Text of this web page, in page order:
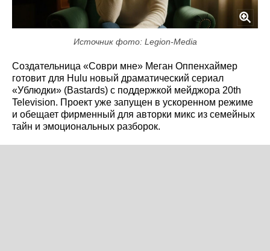
Источник фото: Legion-Media
Создательница «Соври мне» Меган Оппенхаймер
готовит для Hulu новый драматический сериал
«Ублюдки» (Bastards) с поддержкой мейджора 20th
Television. Проект уже запущен в ускоренном режиме
и обещает фирменный для авторки микс из семейных
тайн и эмоциональных разборок.